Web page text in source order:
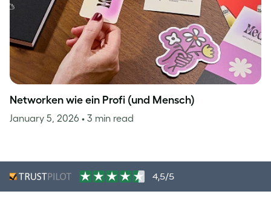
Networken wie ein Profi (und Mensch)
January 5, 2026 • 3 min read
4,5/5